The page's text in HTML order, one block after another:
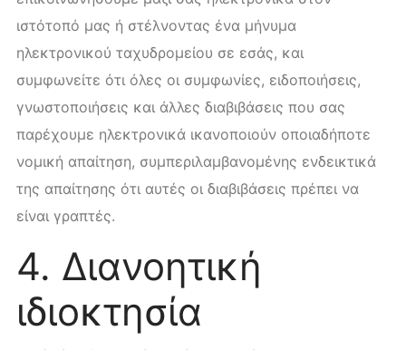
ιστότοπό μας ή στέλνοντας ένα μήνυμα
ηλεκτρονικού ταχυδρομείου σε εσάς, και
συμφωνείτε ότι όλες οι συμφωνίες, ειδοποιήσεις,
γνωστοποιήσεις και άλλες διαβιβάσεις που σας
παρέχουμε ηλεκτρονικά ικανοποιούν οποιαδήποτε
νομική απαίτηση, συμπεριλαμβανομένης ενδεικτικά
της απαίτησης ότι αυτές οι διαβιβάσεις πρέπει να
είναι γραπτές.
4. Διανοητική
ιδιοκτησία